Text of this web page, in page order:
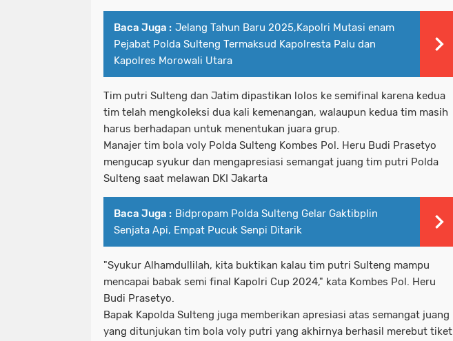
Baca Juga : Jelang Tahun Baru 2025,Kapolri Mutasi enam
Pejabat Polda Sulteng Termaksud Kapolresta Palu dan
Kapolres Morowali Utara
Tim putri Sulteng dan Jatim dipastikan lolos ke semifinal karena kedua
tim telah mengkoleksi dua kali kemenangan, walaupun kedua tim masih
harus berhadapan untuk menentukan juara grup.
Manajer tim bola voly Polda Sulteng Kombes Pol. Heru Budi Prasetyo
mengucap syukur dan mengapresiasi semangat juang tim putri Polda
Sulteng saat melawan DKI Jakarta
Baca Juga : Bidpropam Polda Sulteng Gelar Gaktibplin
Senjata Api, Empat Pucuk Senpi Ditarik
"Syukur Alhamdullilah, kita buktikan kalau tim putri Sulteng mampu
mencapai babak semi final Kapolri Cup 2024," kata Kombes Pol. Heru
Budi Prasetyo.
Bapak Kapolda Sulteng juga memberikan apresiasi atas semangat juang
yang ditunjukan tim bola voly putri yang akhirnya berhasil merebut tiket